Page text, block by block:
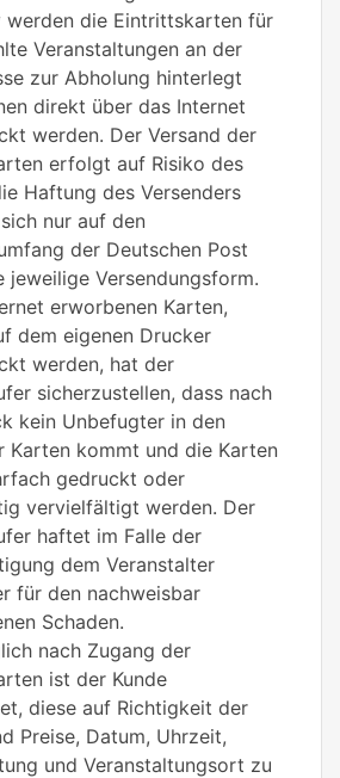
werden die Eintrittskarten für
Veranstaltungen an der
zur Abholung hinterlegt
direkt über das Internet
werden. Der Versand der
erfolgt auf Risiko des
Haftung des Versenders
nur auf den
der Deutschen Post
jeweilige Versendungsform.
erworbenen Karten,
dem eigenen Drucker
werden, hat der
sicherzustellen, dass nach
kein Unbefugter in den
Karten kommt und die Karten
gedruckt oder
vervielfältigt werden. Der
haftet im Falle der
dem Veranstalter
für den nachweisbar
Schaden.
nach Zugang der
ist der Kunde
diese auf Richtigkeit der
Preise, Datum, Uhrzeit,
und Veranstaltungsort zu